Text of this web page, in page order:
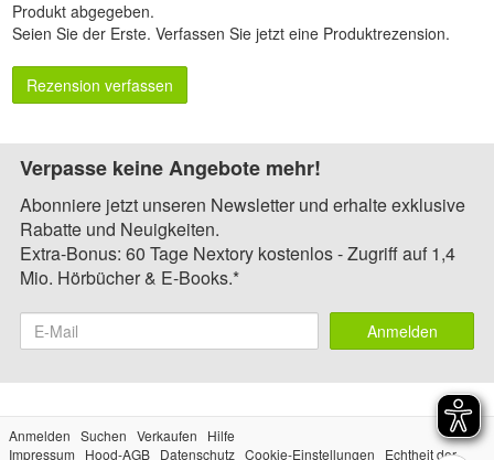
Produkt abgegeben.
Seien Sie der Erste. Verfassen Sie jetzt eine Produktrezension.
Rezension verfassen
Verpasse keine Angebote mehr!
Abonniere jetzt unseren Newsletter und erhalte exklusive
Rabatte und Neuigkeiten.
Extra-Bonus: 60 Tage Nextory kostenlos - Zugriff auf 1,4
Mio. Hörbücher & E-Books.*
Anmelden
Anmelden Suchen Verkaufen
Hilfe
Impressum
Hood-AGB Datenschutz Cookie-Einstellungen Echtheit der